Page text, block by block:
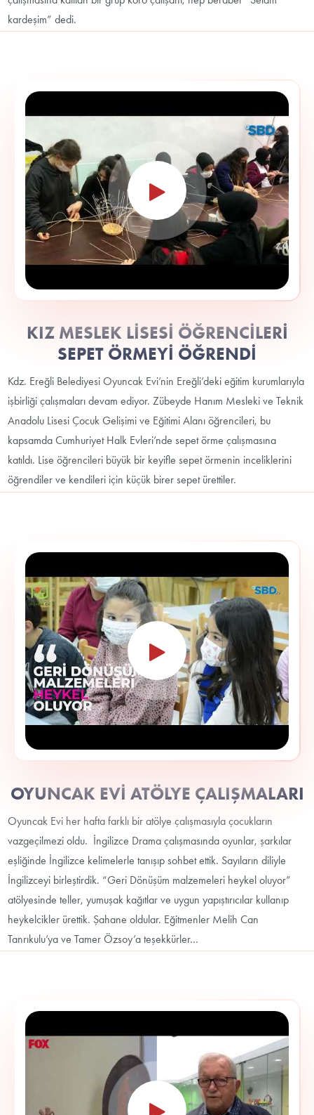
kardeşim” dedi.
KIZ MESLEK LİSESİ ÖĞRENCİLERİ
SEPET ÖRMEYİ ÖĞRENDİ
Kdz. Ereğli Belediyesi Oyuncak Evi’nin Ereğli’deki eğitim kurumlarıyla
işbirliği çalışmaları devam ediyor. Zübeyde Hanım Mesleki ve Teknik
Anadolu Lisesi Çocuk Gelişimi ve Eğitimi Alanı öğrencileri, bu
kapsamda Cumhuriyet Halk Evleri’nde sepet örme çalışmasına
katıldı. Lise öğrencileri büyük bir keyifle sepet örmenin inceliklerini
öğrendiler ve kendileri için küçük birer sepet ürettiler.
OYUNCAK EVİ ATÖLYE ÇALIŞMALARI
Oyuncak Evi her hafta farklı bir atölye çalışmasıyla çocukların
vazgeçilmezi oldu. İngilizce Drama çalışmasında oyunlar, şarkılar
eşliğinde İngilizce kelimelerle tanışıp sohbet ettik. Sayıların diliyle
İngilizceyi birleştirdik. “Geri Dönüşüm malzemeleri heykel oluyor”
atölyesinde teller, yumuşak kağıtlar ve uygun yapıştırıcılar kullanıp
heykelcikler ürettik. Şahane oldular. Eğitmenler Melih Can
Tanrıkulu’ya ve Tamer Özsoy’a teşekkürler…